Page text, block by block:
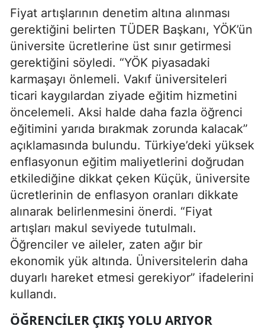
Fiyat artışlarının denetim altına alınması
gerektiğini belirten TÜDER Başkanı, YÖK’ün
üniversite ücretlerine üst sınır getirmesi
gerektiğini söyledi. “YÖK piyasadaki
karmaşayı önlemeli. Vakıf üniversiteleri
ticari kaygılardan ziyade eğitim hizmetini
öncelemeli. Aksi halde daha fazla öğrenci
eğitimini yarıda bırakmak zorunda kalacak”
açıklamasında bulundu. Türkiye’deki yüksek
enflasyonun eğitim maliyetlerini doğrudan
etkilediğine dikkat çeken Küçük, üniversite
ücretlerinin de enflasyon oranları dikkate
alınarak belirlenmesini önerdi. “Fiyat
artışları makul seviyede tutulmalı.
Öğrenciler ve aileler, zaten ağır bir
ekonomik yük altında. Üniversitelerin daha
duyarlı hareket etmesi gerekiyor” ifadelerini
kullandı.
ÖĞRENCILER ÇIKIŞ YOLU ARIYOR